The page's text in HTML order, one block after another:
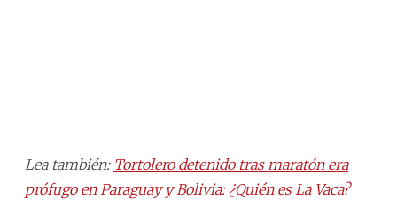
Lea también: Tortolero detenido tras maratón era
prófugo en Paraguay y Bolivia: ¿Quién es La Vaca?